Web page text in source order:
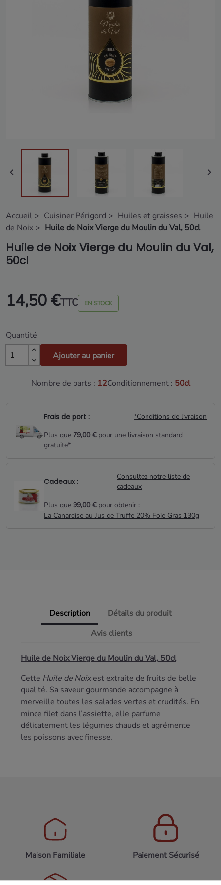
 
Accueil Cuisiner Périgord Huiles et graisses
Huile
de Noix
Huile de Noix Vierge du Moulin du Val, 50cl
Huile de Noix Vierge du Moulin du Val,
50cl
14,50 €TTC EN STOCK
Quantité
Ajouter au panier
Nombre de parts : 12Conditionnement : 50cl
Frais de port :
*Conditions de livraison
Plus que 79,00 €pour une livraison standard
gratuite*
Cadeaux :
Consultez notre liste de
cadeaux
Plus que 99,00 €pour obtenir :
La Canardise au Jus de Truffe 20% Foie Gras 130g
Description
Détails du produit
Avis clients
Huile de Noix Vierge du Moulin du Val, 50cl
Cette Huile de Noixest extraite de fruits de belle
qualité. Sa saveur gourmande accompagne à
merveille toutes les salades vertes et crudités. En
mince filet dans l’assiette, elle parfume
délicatement les légumes chauds et agrémente
les poissons avec finesse.
Maison Familiale Paiement Sécurisé